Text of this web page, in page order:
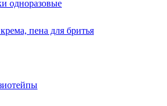
одноразовые
пена для бритья